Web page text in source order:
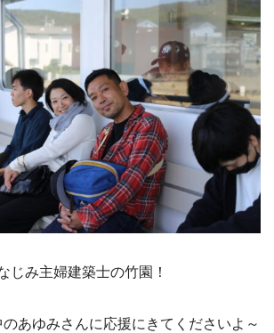
じみ主婦建築士の竹園！
あゆみさんに応援にきてくださいよ～